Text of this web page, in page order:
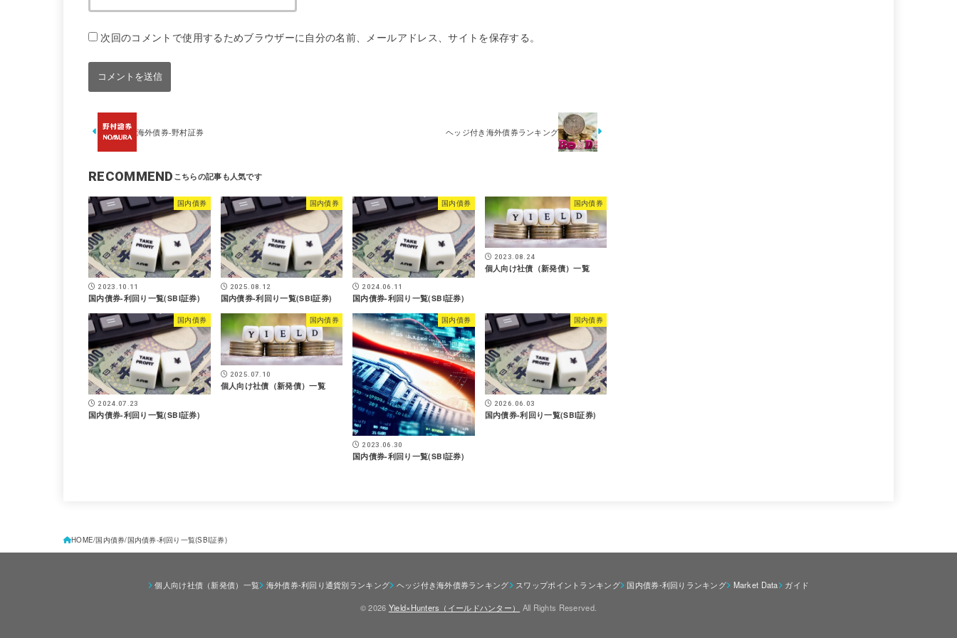
次回のコメントで使用するためブラウザーに自分の名前、メールアドレス、サイトを保存する。
海外債券-野村証券 ヘッジ付き海外債券ランキング
RECOMMEND
国内債券
2023.10.11
国内債券-利回り一覧(SBI証券)
国内債券
2025.08.12
国内債券-利回り一覧(SBI証券)
国内債券
2024.06.11
国内債券-利回り一覧(SBI証券)
国内債券
2023.08.24
個人向け社債（新発債）一覧
国内債券
2024.07.23
国内債券-利回り一覧(SBI証券)
国内債券
2025.07.10
個人向け社債（新発債）一覧
国内債券
2023.06.30
国内債券-利回り一覧(SBI証券)
国内債券
2026.06.03
国内債券-利回り一覧(SBI証券)
HOME 国内債券 国内債券-利回り一覧(SBI証券)
個人向け社債（新発債）一覧 海外債券-利回り通貨別ランキング ヘッジ付き海外債券ランキング スワップポイントランキング 国内債券-利回りランキング Market Data
ガイド
© 2026 Yield×Hunters（イールドハンター） All Rights Reserved.